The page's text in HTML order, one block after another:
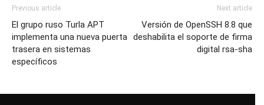
Previous article
El grupo ruso Turla APT
implementa una nueva puerta
trasera en sistemas
específicos
Next article
Versión de OpenSSH 8.8 que
deshabilita el soporte de firma
digital rsa-sha